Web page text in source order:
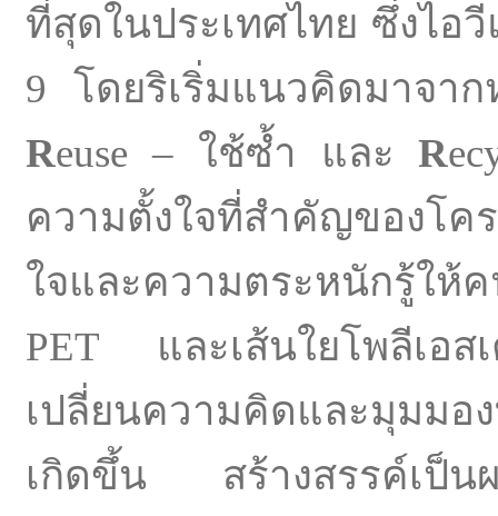
ที่สุดในประเทศไทย ซึ่งไอ
9 โดยริเริ่มแนวคิดมาจ
Reuse – ใช้ซ้ำ และR
ความตั้งใจที่สำคัญของโค
ใจและความตระหนักรู้ให้
PET และเส้นใยโพลีเอส
เปลี่ยนความคิดและมุมมอ
เกิดขึ้น สร้างสรรค์เป็นผ